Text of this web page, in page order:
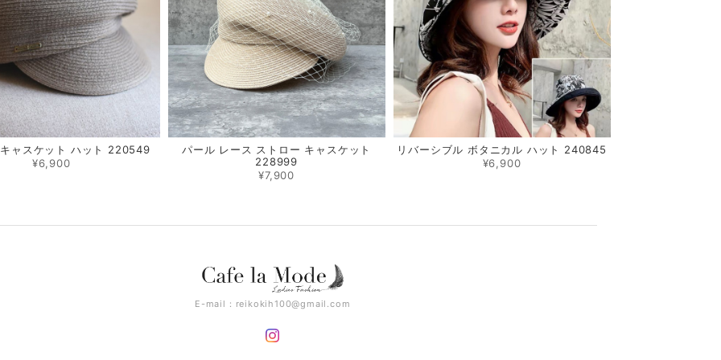
ャスケット ハット 220549
¥6,900
パール レース ストロー キャスケット
228999
¥7,900
リバーシブル ボタニカル ハット 240845
¥6,900
E-mail： reikokih100@gmail.com